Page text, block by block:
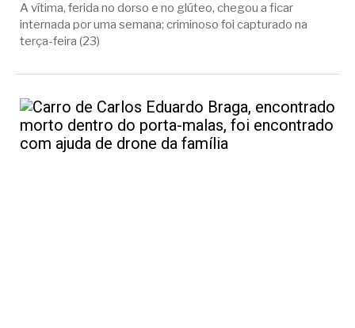
A vítima, ferida no dorso e no glúteo, chegou a ficar
internada por uma semana; criminoso foi capturado na
terça-feira (23)